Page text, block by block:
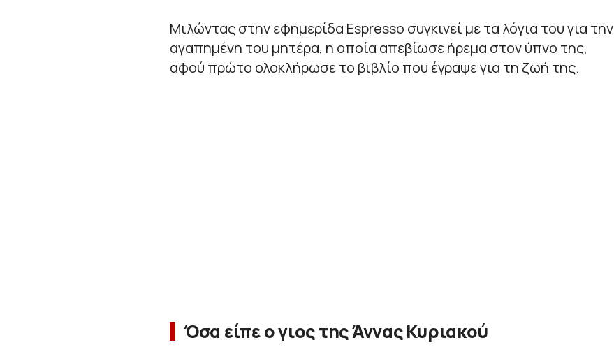
Μιλώντας στην εφημερίδα Espresso συγκινεί με τα λόγια του για την
αγαπημένη του μητέρα, η οποία απεβίωσε ήρεμα στον ύπνο της,
αφού πρώτο ολοκλήρωσε το βιβλίο που έγραψε για τη ζωή της.
Όσα είπε ο γιος της Άννας Κυριακού